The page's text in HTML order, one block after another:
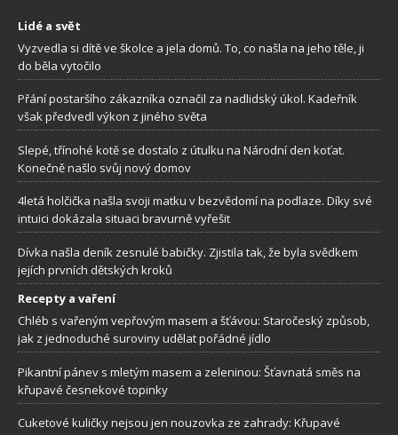
Lidé a svět
Vyzvedla si dítě ve školce a jela domů. To, co našla na jeho těle, ji
do běla vytočilo
Přání postaršího zákazníka označil za nadlidský úkol. Kadeřník
však předvedl výkon z jiného světa
Slepé, třínohé kotě se dostalo z útulku na Národní den koťat.
Konečně našlo svůj nový domov
4letá holčička našla svoji matku v bezvědomí na podlaze. Díky své
intuici dokázala situaci bravurně vyřešit
Dívka našla deník zesnulé babičky. Zjistila tak, že byla svědkem
jejích prvních dětských kroků
Recepty a vaření
Chléb s vařeným vepřovým masem a šťávou: Staročeský způsob,
jak z jednoduché suroviny udělat pořádné jídlo
Pikantní pánev s mletým masem a zeleninou: Šťavnatá směs na
křupavé česnekové topinky
Cuketové kuličky nejsou jen nouzovka ze zahrady: Křupavé